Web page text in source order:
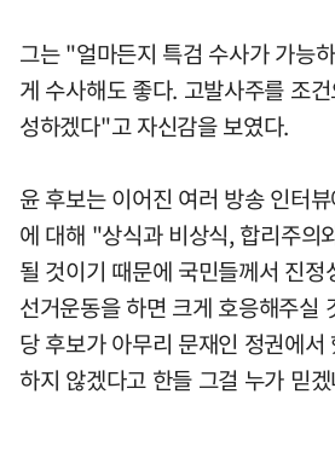
그는 "얼마든지 특검 수사가 가능
게 수사해도 좋다. 고발사주를 조
성하겠다"고 자신감을 보였다.
윤 후보는 이어진 여러 방송 인터
에 대해 "상식과 비상식, 합리주의
될 것이기 때문에 국민들께서 진
선거운동을 하면 크게 호응해주실
당 후보가 아무리 문재인 정권에서
하지 않겠다고 한들 그걸 누가 믿